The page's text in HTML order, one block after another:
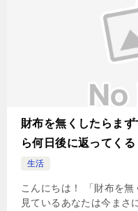
財布を無くしたらま
ら何日後に返ってくる
生活
こんにちは！ 「財布を
見ているあなたは今まさ